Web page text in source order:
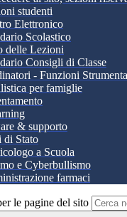
studenti
Elettronico
Scolastico
delle Lezioni
Consigli di Classe
- Funzioni
per famiglie
& supporto
di Stato
a Scuola
e Cyberbullismo
farmaci
le pagine del sito